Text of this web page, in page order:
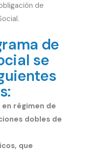
de
de
se
régimen de
dobles de
que